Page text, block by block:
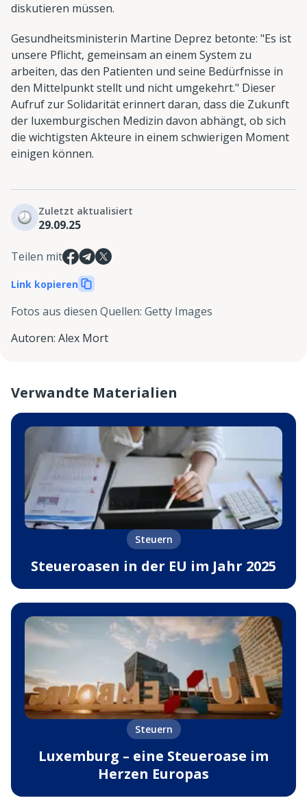
diskutieren müssen.
Gesundheitsministerin Martine Deprez betonte: "Es ist
unsere Pflicht, gemeinsam an einem System zu
arbeiten, das den Patienten und seine Bedürfnisse in
den Mittelpunkt stellt und nicht umgekehrt." Dieser
Aufruf zur Solidarität erinnert daran, dass die Zukunft
der luxemburgischen Medizin davon abhängt, ob sich
die wichtigsten Akteure in einem schwierigen Moment
einigen können.
Zuletzt aktualisiert
29.09.25
Teilen mit
Link kopieren
Fotos aus diesen Quellen: Getty Images
Autoren: Alex Mort
Verwandte Materialien
Steuern
Steueroasen in der EU im Jahr 2025
Steuern
Luxemburg – eine Steueroase im
Herzen Europas